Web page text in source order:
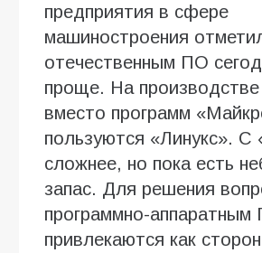
предприятия в сфере
машиностроения
оте­чественным ПО
проще. На
вместо программ
пользуются «Линукс». С
сложнее, но пока есть
запас. Для решения
программно-аппаратным
привлекаются как